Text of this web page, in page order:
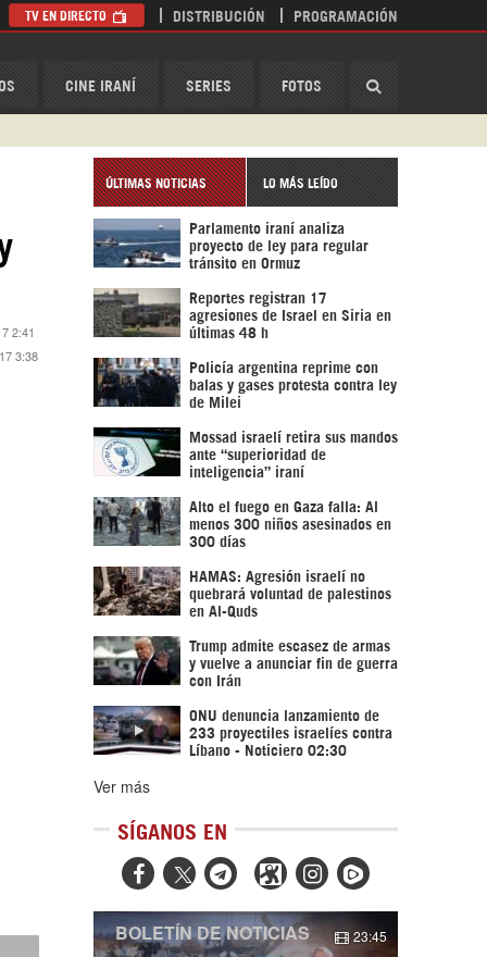
CINE IRANÍ SERIES FOTOS
TV EN DIRECTO DISTRIBUCIÓN PROGRAMACIÓN
2:41
3:38
ÚLTIMAS NOTICIAS LO MÁS LEÍDO
Parlamento iraní analiza
proyecto de ley para regular
tránsito en Ormuz
Reportes registran 17
agresiones de Israel en Siria en
últimas 48 h
Policía argentina reprime con
balas y gases protesta contra ley
de Milei
Mossad israelí retira sus mandos
ante “superioridad de
inteligencia” iraní
Alto el fuego en Gaza falla: Al
menos 300 niños asesinados en
300 días
HAMAS: Agresión israelí no
quebrará voluntad de palestinos
en Al-Quds
Trump admite escasez de armas
y vuelve a anunciar fin de guerra
con Irán
ONU denuncia lanzamiento de
233 proyectiles israelíes contra
Líbano - Noticiero 02:30
Ver más
SÍGANOS EN
  
BOLETÍN DE NOTICIAS 23:45